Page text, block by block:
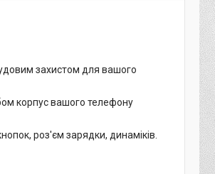
захистом для вашого
корпус вашого телефону
роз'єм зарядки, динаміків.